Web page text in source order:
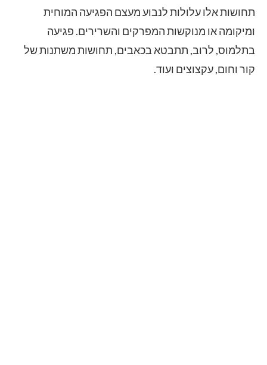
תחושות אלו עלולות לנבוע מעצם הפגיעה המוחית
ומיקומה או מנוקשות המפרקים והשרירים. פגיעה
בתלמוס, לרוב, תתבטא בכאבים, תחושות משתנות של
קור וחום, עקצוצים ועוד.